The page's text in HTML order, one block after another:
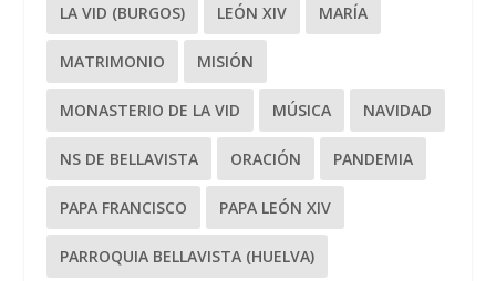
LA VID (BURGOS) LEÓN XIV MARÍA
MATRIMONIO MISIÓN
MONASTERIO DE LA VID MÚSICA NAVIDAD
NS DE BELLAVISTA ORACIÓN PANDEMIA
PAPA FRANCISCO PAPA LEÓN XIV
PARROQUIA BELLAVISTA (HUELVA)